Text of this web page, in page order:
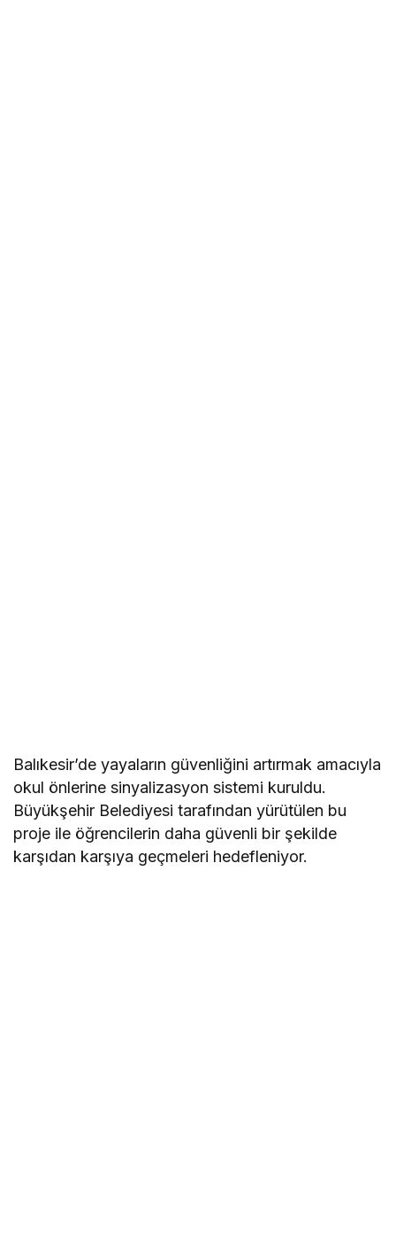
Balıkesir’de yayaların güvenliğini artırmak amacıyla
okul önlerine sinyalizasyon sistemi kuruldu.
Büyükşehir Belediyesi tarafından yürütülen bu
proje ile öğrencilerin daha güvenli bir şekilde
karşıdan karşıya geçmeleri hedefleniyor.